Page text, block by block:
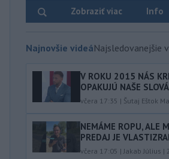
Info
Zobraziť viac
Najnovšie videáNajsledovanejšie
V ROKU 2015 NÁS
OPAKUJÚ NAŠE SLOVÁ
včera 17:35 | Šutaj Eštok
NEMÁME ROPU, ALE
PREDAJ JE
včera 17:05 |Jakab Július |